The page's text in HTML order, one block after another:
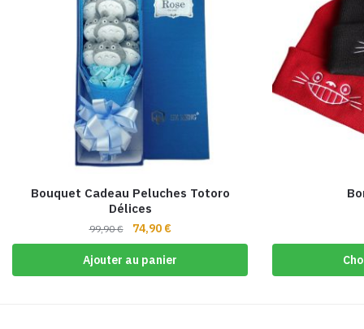
Bouquet Cadeau Peluches Totoro
Délices
99,90€
Le
prix
initial
était :
74,90 €Le
prix
actuel
est :
Ajouter au panier